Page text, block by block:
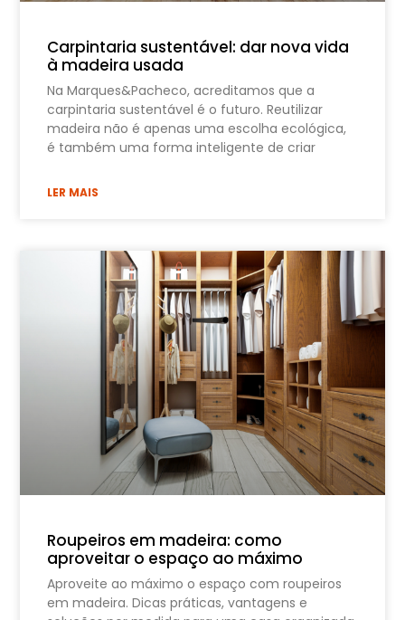
Carpintaria sustentável: dar nova vida
à madeira usada
Na Marques&Pacheco, acreditamos que a
carpintaria sustentável é o futuro. Reutilizar
madeira não é apenas uma escolha ecológica,
é também uma forma inteligente de criar
LER MAIS
Roupeiros em madeira: como
aproveitar o espaço ao máximo
Aproveite ao máximo o espaço com roupeiros
em madeira. Dicas práticas, vantagens e